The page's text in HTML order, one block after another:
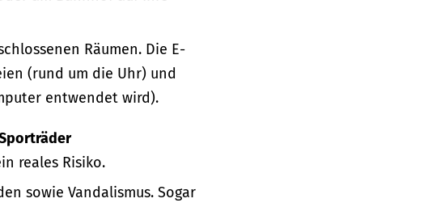
Räumen. Die E-
(rund um die Uhr) und
entwendet wird).
reales Risiko.
sowie Vandalismus. Sogar